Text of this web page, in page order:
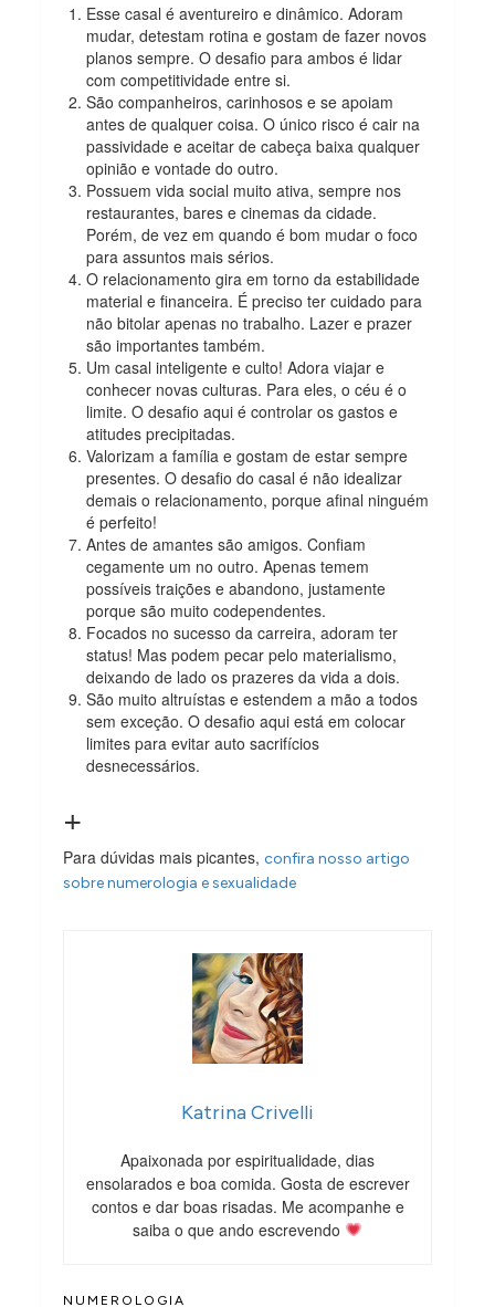
Esse casal é aventureiro e dinâmico. Adoram
mudar, detestam rotina e gostam de fazer novos
planos sempre. O desafio para ambos é lidar
com competitividade entre si.
São companheiros, carinhosos e se apoiam
antes de qualquer coisa. O único risco é cair na
passividade e aceitar de cabeça baixa qualquer
opinião e vontade do outro.
Possuem vida social muito ativa, sempre nos
restaurantes, bares e cinemas da cidade.
Porém, de vez em quando é bom mudar o foco
para assuntos mais sérios.
O relacionamento gira em torno da estabilidade
material e financeira. É preciso ter cuidado para
não bitolar apenas no trabalho. Lazer e prazer
são importantes também.
Um casal inteligente e culto! Adora viajar e
conhecer novas culturas. Para eles, o céu é o
limite. O desafio aqui é controlar os gastos e
atitudes precipitadas.
Valorizam a família e gostam de estar sempre
presentes. O desafio do casal é não idealizar
demais o relacionamento, porque afinal ninguém
é perfeito!
Antes de amantes são amigos. Confiam
cegamente um no outro. Apenas temem
possíveis traições e abandono, justamente
porque são muito codependentes.
Focados no sucesso da carreira, adoram ter
status! Mas podem pecar pelo materialismo,
deixando de lado os prazeres da vida a dois.
São muito altruístas e estendem a mão a todos
sem exceção. O desafio aqui está em colocar
limites para evitar auto sacrifícios
desnecessários.
+
Para dúvidas mais picantes,confira nosso artigo
sobre numerologia e sexualidade
Katrina Crivelli
Apaixonada por espiritualidade, dias
ensolarados e boa comida. Gosta de escrever
contos e dar boas risadas. Me acompanhe e
saiba o que ando escrevendo
NUMEROLOGIA